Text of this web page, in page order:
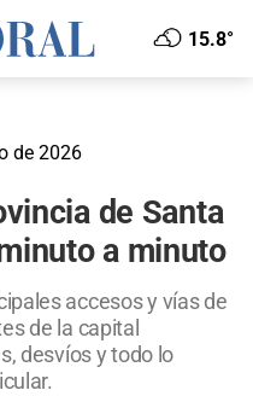
15.8°
de 2026
de Santa
a minuto
accesos y vías de
de la capital
desvíos y todo lo